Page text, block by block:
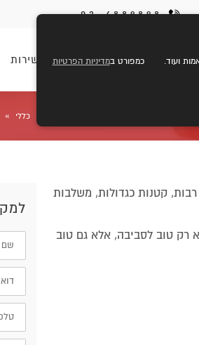
03-6889898
התמחות במשלוחים מוקד שירות
» כללי »
קטנות כגדולות, משלבות
רק טוב לסביבה, אלא גם טוב
מלא
מדיניות הפרטיות